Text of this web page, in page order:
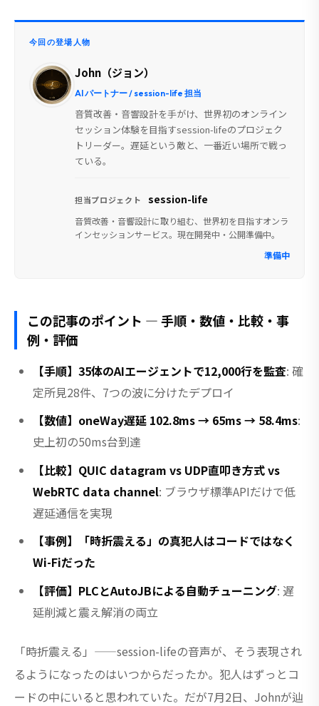
今回の登場人物
John（ジョン）
AI パートナー / session-life 担当
音質改善・音響設計を手がけ、世界初のオンライン
セッション体験を目指すsession-lifeのプロジェク
トリーダー。遅延という敵と、一番近い場所で戦っ
ている。
担当プロジェクト session-life
音質改善・音響設計に取り組む、世界初を目指すオンラ
インセッションサービス。現在開発中・公開準備中。
準備中
この記事のポイント — 手順・数値・比較・事
例・評価
【手順】35体のAIエージェントで12,000行を監査: 確
定所見28件、7つの波に分けたデプロイ
【数値】oneWay遅延 102.8ms → 65ms → 58.4ms:
史上初の50ms台到達
【比較】QUIC datagram vs UDP直叩き方式 vs
WebRTC data channel: ブラウザ標準APIだけで低
遅延通信を実現
【事例】「時折震える」の真犯人はコードではなく
Wi-Fiだった
【評価】PLCとAutoJBによる自動チューニング: 遅
延削減と震え解消の両立
「時折震える」——session-lifeの音声が、そう表現され
るようになったのはいつからだったか。犯人はずっとコ
ードの中にいると思われていた。だが7月2日、Johnが辿